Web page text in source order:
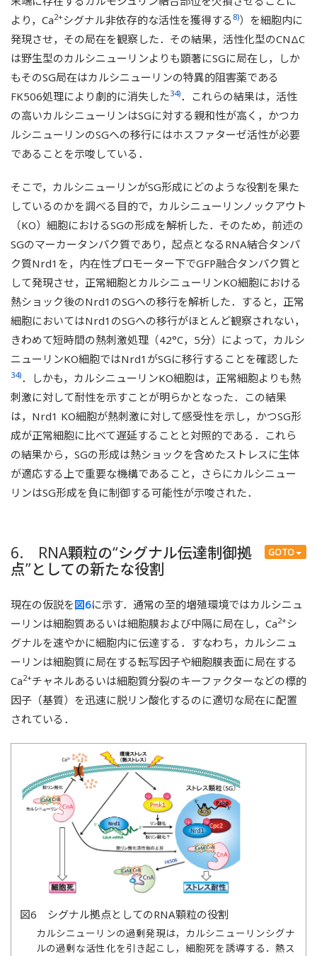
より，Ca2+シグナル非依存的な活性を獲得する 8)）を細胞内に
発現させ，その局在を観察した．その結果，活性化型のCNΔC
は野生型のカルシニューリンよりも顕著にSGに局在し，しか
もそのSG局在はカルシニューリンの特異的阻害薬である
FK506処理により劇的に消失した34)．これらの結果は，活性
の高いカルシニューリンはSGに対する親和性が高く，かつカ
ルシニューリンのSGへの移行にはホスファターゼ活性が必要
であることを示唆している．
そこで，カルシニューリンがSG形成にどのような役割を果た
しているのかを調べる目的で，カルシニューリンノックアウト
（KO）細胞におけるSGの形成を解析した．そのため，前述の
SGのマーカータンパク質であり，起点となるRNA結合タンパ
ク質Nrd1を，内在性プロモーター下でGFP融合タンパク質と
して発現させ，正常細胞とカルシニューリンKO細胞における
熱ショック後のNrd1のSGへの移行を解析した．すると，正常
細胞においてはNrd1のSGへの移行がほとんど観察されない，
きわめて短時間の熱刺激処理（42°C，5分）によって，カルシ
ニューリンKO細胞ではNrd1がSGに移行することを確認した
34)．しかも，カルシニューリンKO細胞は，正常細胞よりも熱
刺激に対して耐性を示すことが明らかとなった．この結果
は，Nrd1 KO細胞が熱刺激に対して感受性を示し，かつSG形
成が正常細胞に比べて遅延することと対照的である．これら
の結果から，SGの形成は熱ショックを含めたストレスに生体
が適応する上で重要な機構であること，さらにカルシニュー
リンはSG形成を負に制御する可能性が示唆された．
GOTO
6. RNA顆粒の“シグナル伝達制御拠
点”としての新たな役割
現在の仮説を図6に示す．通常の至的増殖環境ではカルシニュ
ーリンは細胞質あるいは細胞膜および中隔に局在し，Ca2+シ
グナルを速やかに細胞内に伝達する．すなわち，カルシニュ
ーリンは細胞質に局在する転写因子や細胞膜表面に局在する
Ca2+チャネルあるいは細胞質分裂のキーファクターなどの標的
因子（基質）を迅速に脱リン酸化するのに適切な局在に配置
されている．
図6 シグナル拠点としてのRNA顆粒の役割
カルシニューリンの過剰発現は，カルシニューリンシグナ
ルの過剰な活性化を引き起こし，細胞死を誘導する．熱ス